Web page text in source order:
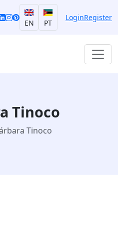
EN PT
LoginRegister
Tinoco
Tinoco